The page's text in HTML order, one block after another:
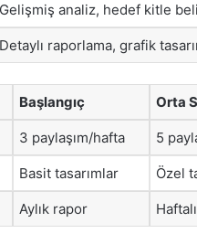
Gelişmiş analiz, hedef kitle
Detaylı raporlama, grafik
Başlangıç Orta
3 paylaşım/hafta 5
Basit tasarımlar Özel
Aylık rapor